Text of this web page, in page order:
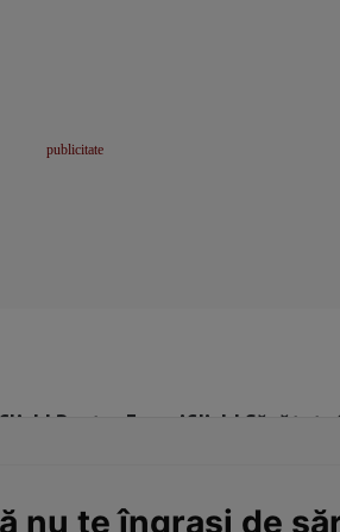
Click! Pentru FemeiClick! Sănătate
nu te îngrași de